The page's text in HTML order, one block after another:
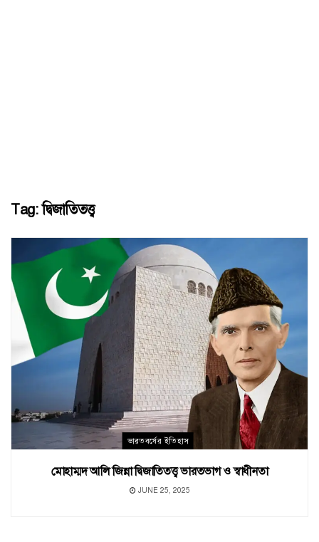
Tag:দ্বিজাতিতত্ত্ব
ভারতবর্ষের ইতিহাস
মোহাম্মদ আলি জিন্না দ্বিজাতিতত্ত্ব ভারতভাগ ও স্বাধীনতা
JUNE 25, 2025